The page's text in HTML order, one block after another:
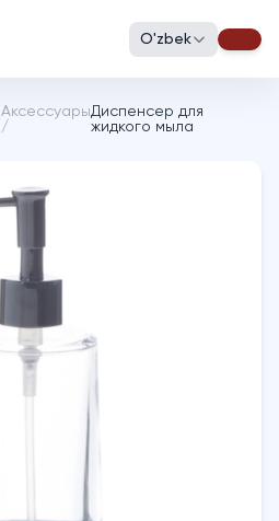
O'zbek
Аксессуары
/
Диспенсер для
жидкого мыла